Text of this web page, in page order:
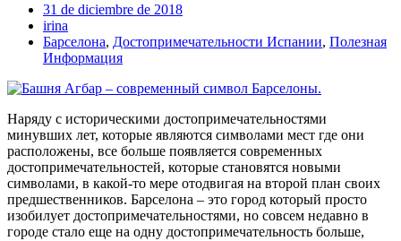
31 de diciembre de 2018
irina
Барселона, Достопримечательности Испании, Полезная
Информация
Наряду с историческими достопримечательностями
минувших лет, которые являются символами мест где они
расположены, все больше появляется современных
достопримечательностей, которые становятся новыми
символами, в какой-то мере отодвигая на второй план своих
предшественников. Барселона – это город который просто
изобилует достопримечательностями, но совсем недавно в
городе стало еще на одну достопримечательность больше,